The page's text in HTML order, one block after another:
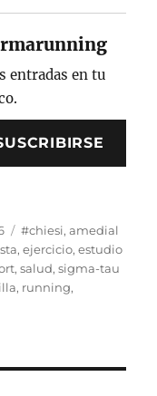
entradas en tu
Categorías
#chiesi,amedial
,ejercicio,estudio
,salud,sigma-tau
, running,